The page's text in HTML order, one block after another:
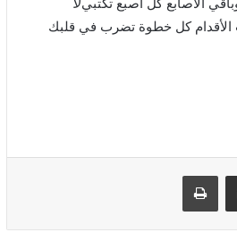
كل خطوة تضرب في قلبك